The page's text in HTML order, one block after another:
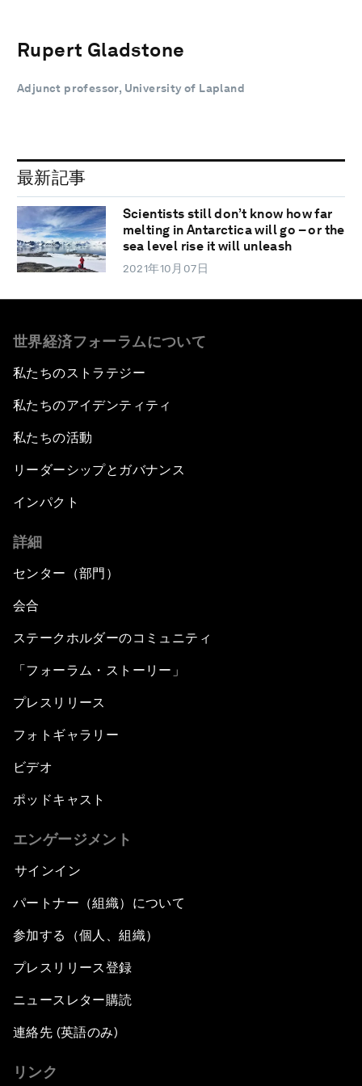
Rupert Gladstone
Adjunct professor, University of Lapland
最新記事
Scientists still don’t know how far
melting in Antarctica will go – or the
sea level rise it will unleash
2021年10月07日
世界経済フォーラムについて
私たちのストラテジー
私たちのアイデンティティ
私たちの活動
リーダーシップとガバナンス
インパクト
詳細
センター（部門）
会合
ステークホルダーのコミュニティ
「フォーラム・ストーリー」
プレスリリース
フォトギャラリー
ビデオ
ポッドキャスト
エンゲージメント
サインイン
パートナー（組織）について
参加する（個人、組織）
プレスリリース登録
ニュースレター購読
連絡先 (英語のみ)
リンク